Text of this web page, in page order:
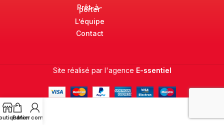
Prêt-à-
porter
L’équipe
Contact
Site réalisé par l'agence E-ssentiel
Panier
Mon compte